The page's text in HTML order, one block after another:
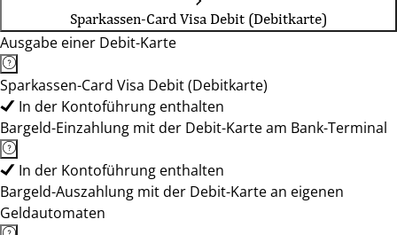
Sparkassen-Card Visa Debit (Debitkarte)
Ausgabe einer Debit-Karte
Sparkassen-Card Visa Debit (Debitkarte)
In der Kontoführung enthalten
Bargeld-Einzahlung mit der Debit-Karte am Bank-Terminal
In der Kontoführung enthalten
Bargeld-Auszahlung mit der Debit-Karte an eigenen
Geldautomaten